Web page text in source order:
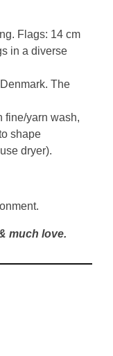
Flags: 14 cm
in a diverse
The
fine/yarn wash,
shape
dryer).
much love.